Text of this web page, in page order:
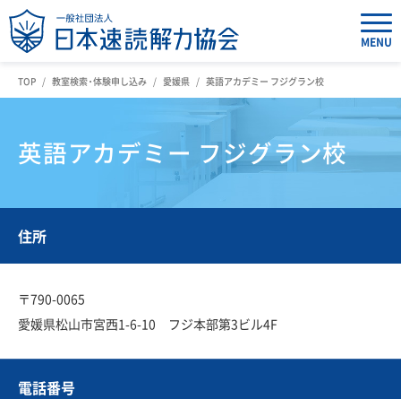
MENU
TOP 教室検索・体験申し込み 愛媛県 英語アカデミー フジグラン校
英語アカデミー フジグラン校
住所
〒790-0065
愛媛県松山市宮西1-6-10 フジ本部第3ビル4F
電話番号